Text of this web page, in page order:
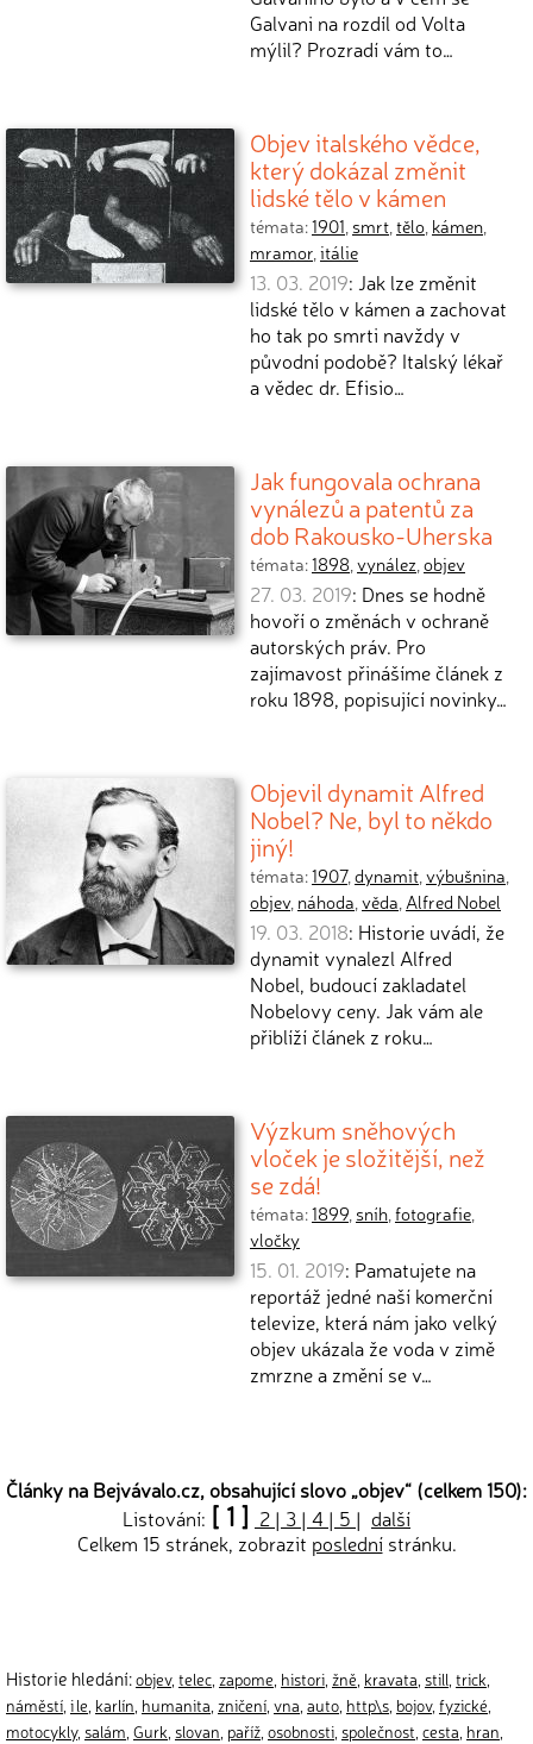
Galvani na rozdíl od Volta
mýlil? Prozradí vám to…
Objev italského vědce,
který dokázal změnit
lidské tělo v kámen
témata:1901, smrt,tělo, kámen,
mramor,itálie
13. 03. 2019: Jak lze změnit
lidské tělo v kámen a zachovat
ho tak po smrti navždy v
původní podobě? Italský lékař
a vědec dr. Efisio…
Jak fungovala ochrana
vynálezů a patentů za
dob Rakousko-Uherska
témata:1898,vynález,objev
27. 03. 2019: Dnes se hodně
hovoří o změnách v ochraně
autorských práv. Pro
zajímavost přinášíme článek z
roku 1898, popisující novinky…
Objevil dynamit Alfred
Nobel? Ne, byl to někdo
jiný!
témata:1907,dynamit,výbušnina,
objev, náhoda,věda,Alfred Nobel
19. 03. 2018: Historie uvádí, že
dynamit vynalezl Alfred
Nobel, budoucí zakladatel
Nobelovy ceny. Jak vám ale
přiblíží článek z roku…
Výzkum sněhových
vloček je složitější, než
se zdá!
témata:1899, sníh,fotografie,
vločky
15. 01. 2019: Pamatujete na
reportáž jedné naší komerční
televize, která nám jako velký
objev ukázala že voda v zimě
zmrzne a změní se v…
Články na Bejvávalo.cz, obsahující slovo „objev“ (celkem 150):
Listování: [ 1 ] 2 | 3 | 4 | 5 | další
Celkem 15 stránek, zobrazit poslednístránku.
Historie hledání:objev, telec zapome histori žně kravata still trick
náměstí i le karlín humanita zničení vna auto http\s bojov, fyzické
motocykly, salám Gurk slovan paříž osobnosti společnost cesta hran